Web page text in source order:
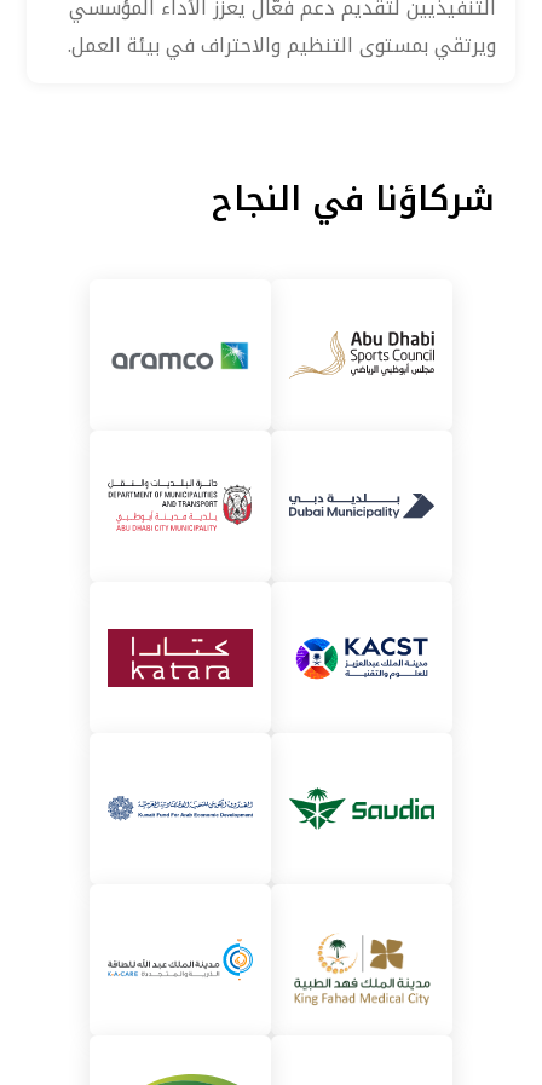
التنفيذيين لتقديم دعم فعّال يعزز الأداء المؤسسي
ويرتقي بمستوى التنظيم والاحتراف في بيئة العمل.
شركاؤنا في النجاح